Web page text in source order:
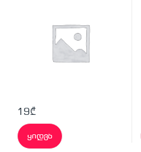
19₾
ყიდვა